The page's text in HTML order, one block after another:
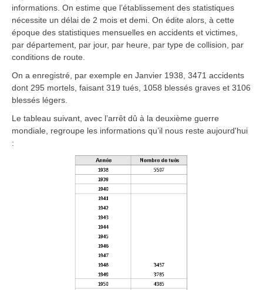
informations. On estime que l’établissement des statistiques
nécessite un délai de 2 mois et demi. On édite alors, à cette
époque des statistiques mensuelles en accidents et victimes,
par département, par jour, par heure, par type de collision, par
conditions de route.
On a enregistré, par exemple en Janvier 1938, 3471 accidents
dont 295 mortels, faisant 319 tués, 1058 blessés graves et 3106
blessés légers.
Le tableau suivant, avec l’arrêt dû à la deuxième guerre
mondiale, regroupe les informations qu’il nous reste aujourd'hui
: